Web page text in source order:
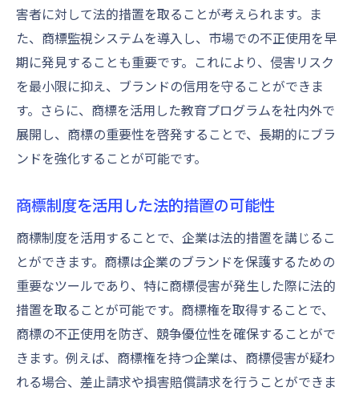
害者に対して法的措置を取ることが考えられます。ま
た、商標監視システムを導入し、市場での不正使用を早
期に発見することも重要です。これにより、侵害リスク
を最小限に抑え、ブランドの信用を守ることができま
す。さらに、商標を活用した教育プログラムを社内外で
展開し、商標の重要性を啓発することで、長期的にブラ
ンドを強化することが可能です。
商標制度を活用した法的措置の可能性
商標制度を活用することで、企業は法的措置を講じるこ
とができます。商標は企業のブランドを保護するための
重要なツールであり、特に商標侵害が発生した際に法的
措置を取ることが可能です。商標権を取得することで、
商標の不正使用を防ぎ、競争優位性を確保することがで
きます。例えば、商標権を持つ企業は、商標侵害が疑わ
れる場合、差止請求や損害賠償請求を行うことができま